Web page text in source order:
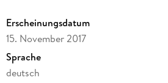
Erscheinungsdatum
15. November 2017
Sprache
deutsch